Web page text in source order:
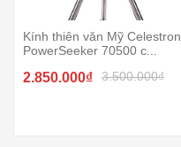
Kính thiên văn Mỹ Celestron
PowerSeeker 70500 c...
2.850.000₫ 3.500.000₫